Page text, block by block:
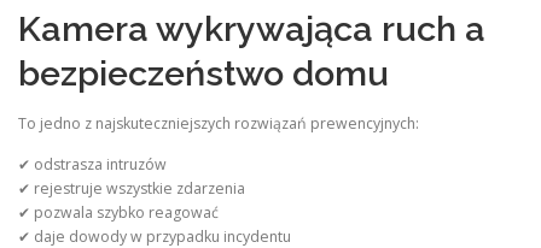
Kamera wykrywająca ruch a
bezpieczeństwo domu
To jedno z najskuteczniejszych rozwiązań prewencyjnych:
✔ odstrasza intruzów
✔ rejestruje wszystkie zdarzenia
✔ pozwala szybko reagować
✔ daje dowody w przypadku incydentu